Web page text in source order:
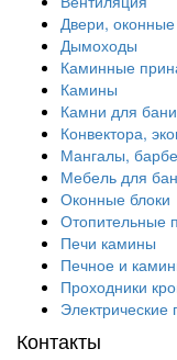
Двери,
Дымоходы
Каминные
Камины
Камни для
Конвектора,
Мангалы,
Мебель для
Оконные блоки
Отопительные
Печи камины
Печное и
Проходники
Контакты